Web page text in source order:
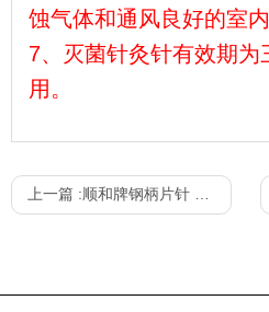
蚀气体和通风良好的室内
7、 灭菌针灸针有效期为
用。
上一篇 :顺和牌钢柄片针 100支/盒